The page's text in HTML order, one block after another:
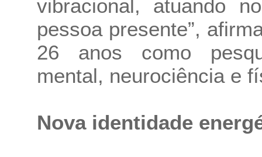
vibracional, atuando
pessoa presente”,
26 anos como
mental, neurociência e
Nova identidade